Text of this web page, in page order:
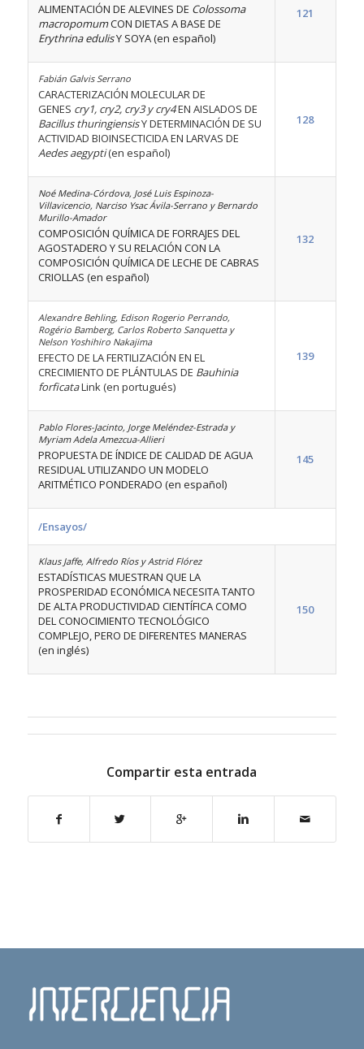
ALIMENTACIÓN DE ALEVINES DE Colossoma
macropomumCON DIETAS A BASE DE
Erythrina edulisY SOYA (en español)
121
Fabián Galvis Serrano
CARACTERIZACIÓN MOLECULAR DE
GENES cry1, cry2, cry3 y cry4EN AISLADOS DE
Bacillus thuringiensisY DETERMINACIÓN DE SU
ACTIVIDAD BIOINSECTICIDA EN LARVAS DE
Aedes aegypti(en español)
128
Noé Medina-Córdova, José Luis Espinoza-
Villavicencio, Narciso Ysac Ávila-Serrano y Bernardo
Murillo-Amador
COMPOSICIÓN QUÍMICA DE FORRAJES DEL
AGOSTADERO Y SU RELACIÓN CON LA
COMPOSICIÓN QUÍMICA DE LECHE DE CABRAS
CRIOLLAS (en español)
132
Alexandre Behling, Edison Rogerio Perrando,
Rogério Bamberg, Carlos Roberto Sanquetta y
Nelson Yoshihiro Nakajima
EFECTO DE LA FERTILIZACIÓN EN EL
CRECIMIENTO DE PLÁNTULAS DE Bauhinia
forficataLink (en portugués)
139
Pablo Flores-Jacinto, Jorge Meléndez-Estrada y
Myriam Adela Amezcua-Allieri
PROPUESTA DE ÍNDICE DE CALIDAD DE AGUA
RESIDUAL UTILIZANDO UN MODELO
ARITMÉTICO PONDERADO (en español)
145
/Ensayos/
Klaus Jaffe, Alfredo Ríos y Astrid Flórez
ESTADÍSTICAS MUESTRAN QUE LA
PROSPERIDAD ECONÓMICA NECESITA TANTO
DE ALTA PRODUCTIVIDAD CIENTÍFICA COMO
DEL CONOCIMIENTO TECNOLÓGICO
COMPLEJO, PERO DE DIFERENTES MANERAS
(en inglés)
150
Compartir esta entrada